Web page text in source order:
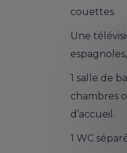
couettes.
Une
1 salle de
chambres
d’accueil.
1 WC